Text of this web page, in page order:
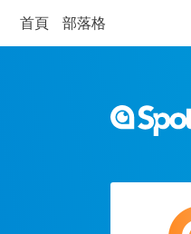
首頁 部落格